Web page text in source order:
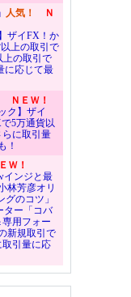
人気！
Ｎ
ザイFX！か
上の取引で
上の取引で
に応じて最
ＮＥＷ！
ク】ザイ
5万通貨以
らに取引量
！
Ｗ！
インジと最
林芳彦オリ
のコツ」
ター「コバ
用フォー
新規取引で
取引量に応